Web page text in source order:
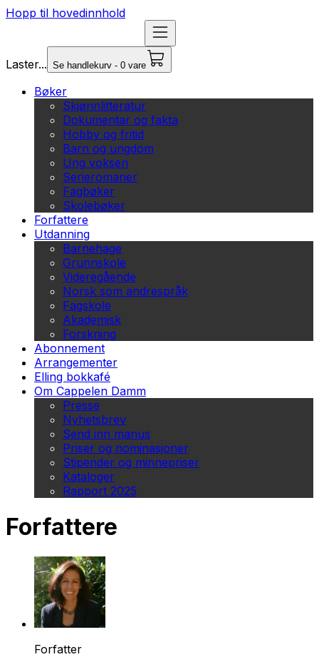
Hopp til hovedinnhold
Laster... Se handlekurv - 0 vare
Bøker
Skjønnlitteratur
Dokumentar og fakta
Hobby og fritid
Barn og ungdom
Ung voksen
Serieromaner
Fagbøker
Skolebøker
Forfattere
Utdanning
Barnehage
Grunnskole
Videregående
Norsk som andrespråk
Fagskole
Akademisk
Forskning
Abonnement
Arrangementer
Elling bokkafé
Om Cappelen Damm
Presse
Nyhetsbrev
Send inn manus
Priser og nominasjoner
Stipender og minnepriser
Kataloger
Rapport 2025
Forfattere
Forfatter